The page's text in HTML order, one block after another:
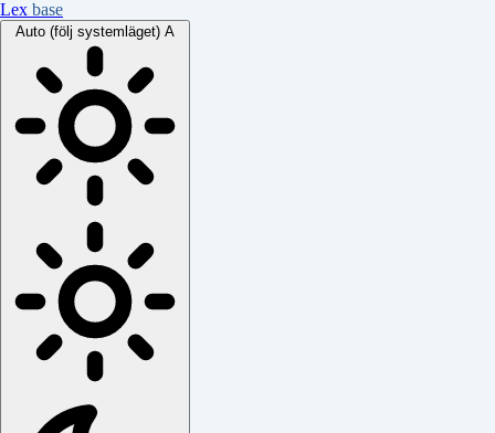
Lex base
Auto (följ systemläget) A